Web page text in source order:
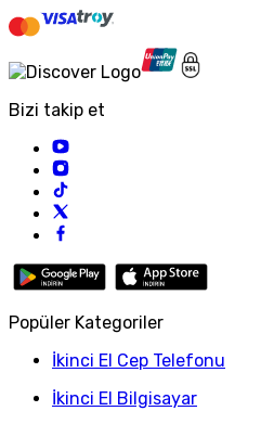
Bizi takip et
Popüler Kategoriler
İkinci El Cep Telefonu
İkinci El Bilgisayar